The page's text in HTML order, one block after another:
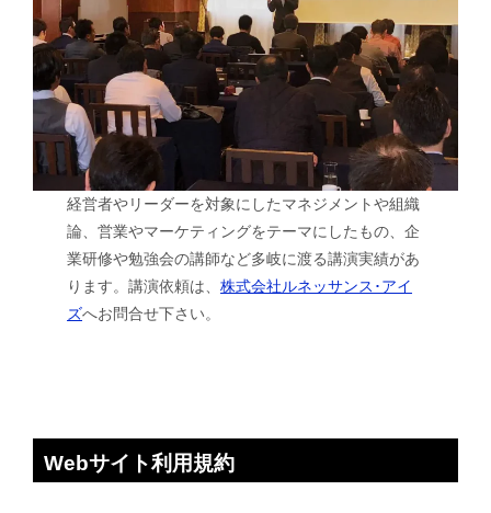
経営者やリーダーを対象にしたマネジメントや組織
論、営業やマーケティングをテーマにしたもの、企
業研修や勉強会の講師など多岐に渡る講演実績があ
ります。講演依頼は、株式会社ルネッサンス･アイ
ズへお問合せ下さい。
Webサイト利用規約